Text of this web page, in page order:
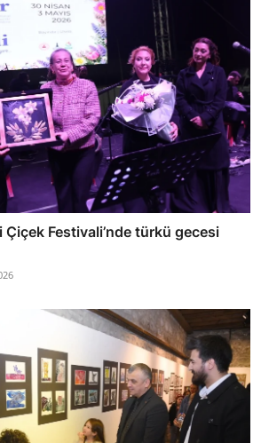
Çiçek Festivali’nde türkü gecesi